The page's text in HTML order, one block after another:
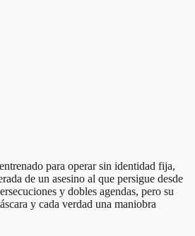
para operar sin identidad fija,
de un asesino al que persigue desde
y dobles agendas, pero su
y cada verdad una maniobra